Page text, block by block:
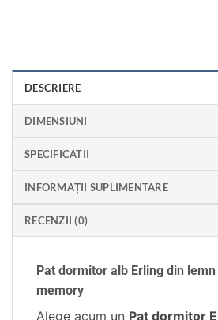
DESCRIERE
DIMENSIUNI
SPECIFICATII
INFORMAȚII SUPLIMENTARE
RECENZII (0)
Pat dormitor alb Erling din
memory
Alege acum un Pat dormitor